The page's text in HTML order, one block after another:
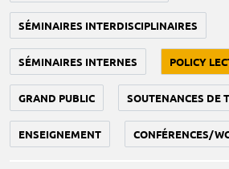
SÉMINAIRES INTERDISCIPLINAIRES
SÉMINAIRES INTERNES POLICY
GRAND PUBLIC SOUTENANCES DE
ENSEIGNEMENT CONFÉRENCES/